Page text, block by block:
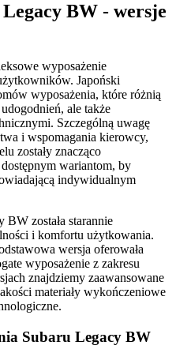
BW - wersje
wyposażenie
Japoński
wyposażenia, które różnią
ale także
Szczególną uwagę
i wspomagania kierowcy,
zostały znacząco
wariantom, by
indywidualnym
została starannie
i komfortu użytkowania.
wersja oferowała
wyposażenie z zakresu
znajdziemy zaawansowane
materiały wykończeniowe
Subaru Legacy BW